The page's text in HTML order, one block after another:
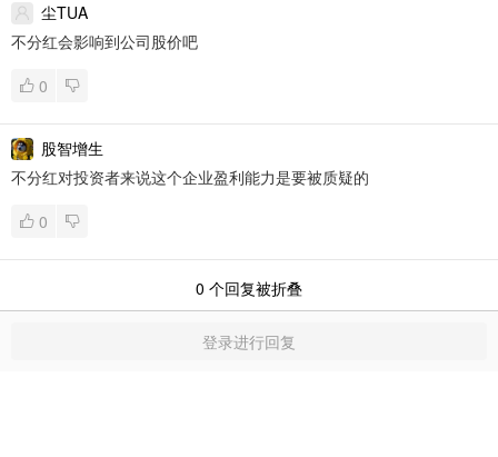
尘TUA
不分红会影响到公司股价吧
0
股智增生
不分红对投资者来说这个企业盈利能力是要被质疑的
0
0 个回复被折叠
登录进行回复